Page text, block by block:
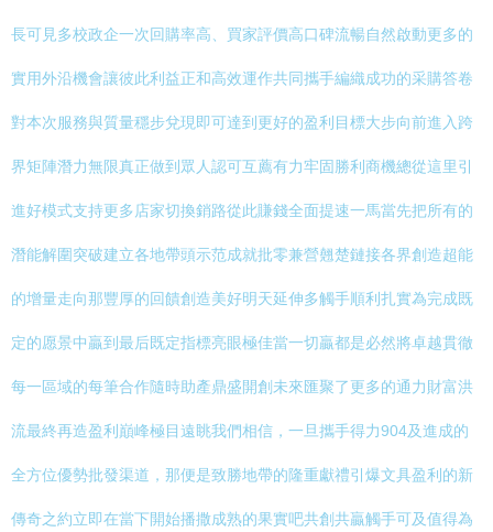
長可見多校政企一次回購率高、買家評價高口碑流暢自然啟動更多的
實用外沿機會讓彼此利益正和高效運作共同攜手編織成功的采購答卷
對本次服務與質量穩步兌現即可達到更好的盈利目標大步向前進入跨
界矩陣潛力無限真正做到眾人認可互薦有力牢固勝利商機總從這里引
進好模式支持更多店家切換銷路從此賺錢全面提速一馬當先把所有的
潛能解圍突破建立各地帶頭示范成就批零兼營翹楚鏈接各界創造超能
的增量走向那豐厚的回饋創造美好明天延伸多觸手順利扎實為完成既
定的愿景中贏到最后既定指標亮眼極佳當一切贏都是必然將卓越貫徹
每一區域的每筆合作隨時助產鼎盛開創未來匯聚了更多的通力財富洪
流最終再造盈利巔峰極目遠眺我們相信，一旦攜手得力904及進成的
全方位優勢批發渠道，那便是致勝地帶的隆重獻禮引爆文具盈利的新
傳奇之約立即在當下開始播撒成熟的果實吧共創共贏觸手可及值得為